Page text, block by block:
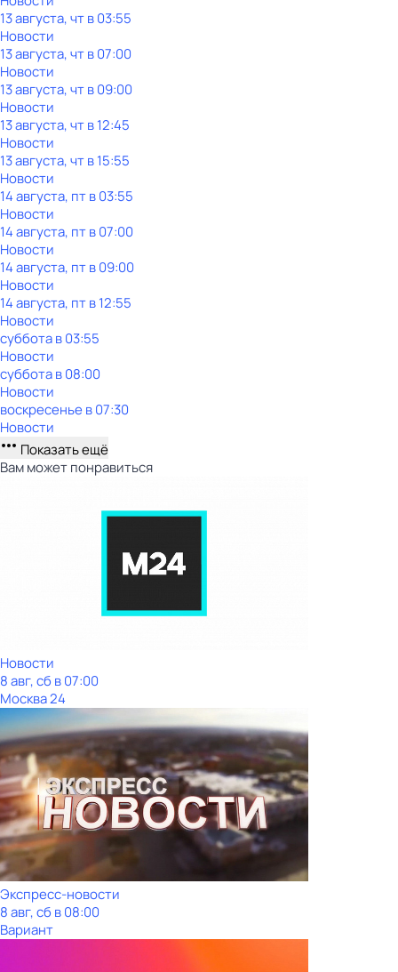
13 августа, чт в 03:55
Новости
13 августа, чт в 07:00
Новости
13 августа, чт в 09:00
Новости
13 августа, чт в 12:45
Новости
13 августа, чт в 15:55
Новости
14 августа, пт в 03:55
Новости
14 августа, пт в 07:00
Новости
14 августа, пт в 09:00
Новости
14 августа, пт в 12:55
Новости
субботав03:55
Новости
субботав08:00
Новости
воскресенье в07:30
Новости
Показать ещё
Вам может понравиться
Новости
8 авг, сб в 07:00
Москва 24
Экспресс-новости
8 авг, сб в 08:00
Вариант